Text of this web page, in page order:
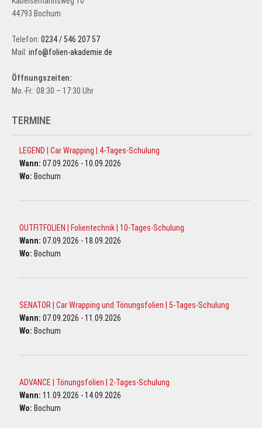
44793 Bochum
Telefon: 0234 / 546 207 57
Mail: info@folien-akademie.de
Öffnungszeiten:
Mo.-Fr.: 08:30 – 17:30 Uhr
TERMINE
LEGEND | Car Wrapping | 4-Tages-Schulung
Wann: 07.09.2026 - 10.09.2026
Wo: Bochum
OUTFITFOLIEN | Folientechnik | 10-Tages-Schulung
Wann: 07.09.2026 - 18.09.2026
Wo: Bochum
SENATOR | Car Wrapping und Tönungsfolien | 5-Tages-Schulung
Wann: 07.09.2026 - 11.09.2026
Wo: Bochum
ADVANCE | Tönungsfolien | 2-Tages-Schulung
Wann: 11.09.2026 - 14.09.2026
Wo: Bochum